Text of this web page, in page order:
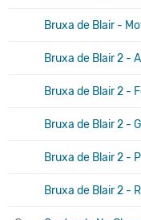
Bruxa de Blair -
Bruxa de Blair 2 -
Bruxa de Blair 2 -
Bruxa de Blair 2 -
Bruxa de Blair 2 -
Bruxa de Blair 2 -